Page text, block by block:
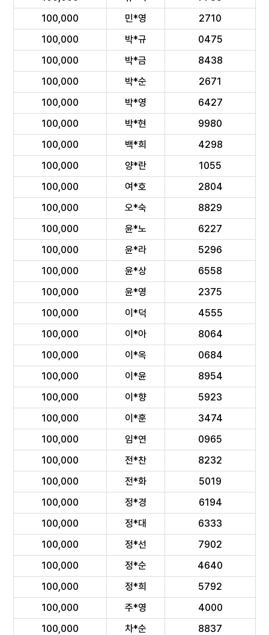
100,000
민*영
2710
100,000
박*규
0475
100,000
박*금
8438
100,000
박*순
2671
100,000
박*영
6427
100,000
박*현
9980
100,000
백*희
4298
100,000
양*란
1055
100,000
여*호
2804
100,000
오*숙
8829
100,000
윤*노
6227
100,000
윤*라
5296
100,000
윤*상
6558
100,000
윤*영
2375
100,000
이*덕
4555
100,000
이*아
8064
100,000
이*옥
0684
100,000
이*윤
8954
100,000
이*향
5923
100,000
이*훈
3474
100,000
임*연
0965
100,000
전*찬
8232
100,000
전*화
5019
100,000
정*경
6194
100,000
정*대
6333
100,000
정*선
7902
100,000
정*순
4640
100,000
정*희
5792
100,000
주*영
4000
100,000
차*순
8837